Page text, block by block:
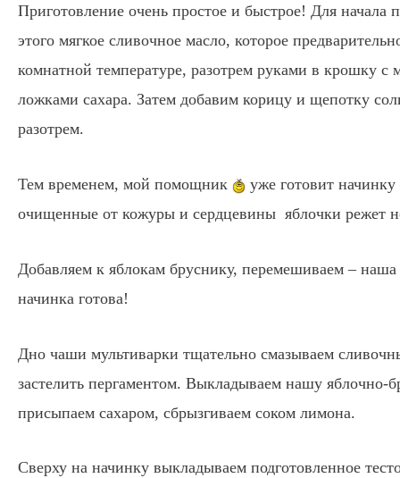
Приготовление очень простое и быстрое! Для начала
этого мягкое сливочное масло, которое
комнатной температуре, разотрем руками в крошку с
ложками сахара. Затем добавим корицу и щепотку
разотрем.
Тем временем, мой помощник
уже готовит
очищенные от кожуры и сердцевины яблочки режет
Добавляем к яблокам бруснику, перемешиваем – наша
начинка готова!
Дно чаши мультиварки тщательно смазываем
застелить пергаментом. Выкладываем нашу яблочно-
присыпаем сахаром, сбрызгиваем соком лимона.
Сверху на начинку выкладываем подготовленное